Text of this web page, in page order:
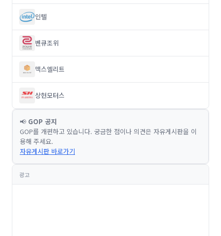
인텔
벤큐조위
맥스엘리트
상현모터스
📢 GOP 공지
GOP를 개편하고 있습니다. 궁금한 점이나 의견은 자유게시판을 이
용해 주세요.
자유게시판 바로가기
광고